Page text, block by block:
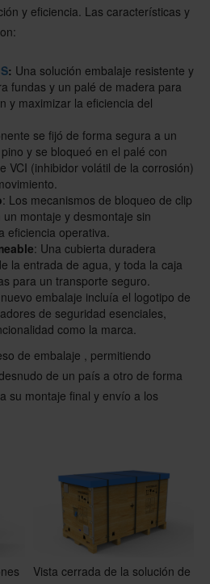
y eficiencia. Las características y
: Una solución embalaje resistente y
fundas y un palé de madera para
y maximizar la eficiencia del
se fijó de forma segura a un
y se bloqueó en el palé con
VCI (inhibidor volátil de la corrosión)
: Los mecanismos de bloqueo de clip
montaje y desmontaje sin
eficiencia operativa.
: Una cubierta duradera
la entrada de agua, y toda la caja
para un transporte seguro.
embalaje incluía el logotipo de
de seguridad esenciales,
como la marca.
de embalaje , permitiendo
de un país a otro de forma
su montaje final y envío a los
Vista cerrada de la solución de